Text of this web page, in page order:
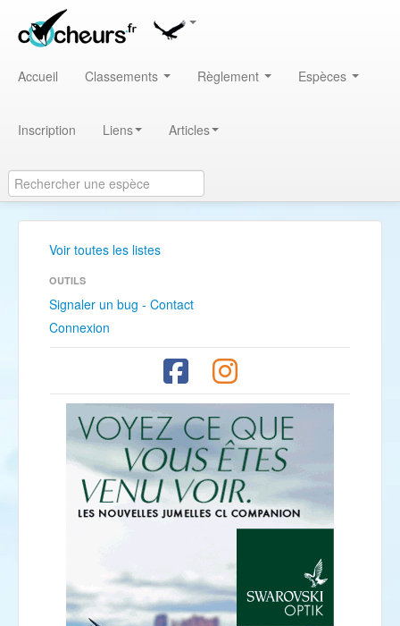
Accueil Classements Règlement Espèces
Inscription Liens Articles
Voir toutes les listes
OUTILS
Signaler un bug - Contact
Connexion